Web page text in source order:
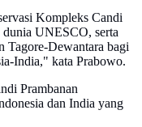
Kompleks Candi
dunia UNESCO, serta
Tagore-Dewantara bagi
India," kata Prabowo.
Prambanan
dan India yang